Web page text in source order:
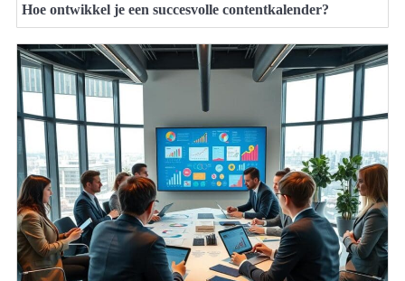
Hoe ontwikkel je een succesvolle contentkalender?